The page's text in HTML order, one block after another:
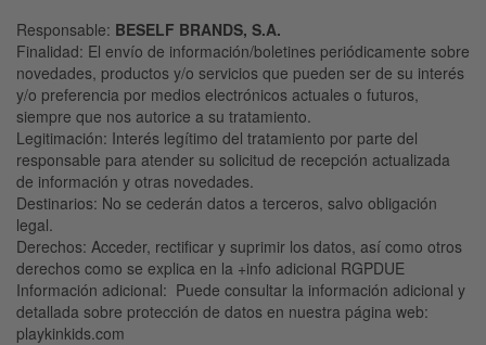
Responsable: BESELF BRANDS, S.A.
Finalidad: El envío de información/boletines periódicamente sobre
novedades, productos y/o servicios que pueden ser de su interés
y/o preferencia por medios electrónicos actuales o futuros,
siempre que nos autorice a su tratamiento.
Legitimación: Interés legítimo del tratamiento por parte del
responsable para atender su solicitud de recepción actualizada
de información y otras novedades.
Destinarios: No se cederán datos a terceros, salvo obligación
legal.
Derechos: Acceder, rectificar y suprimir los datos, así como otros
derechos como se explica en la +info adicional RGPDUE
Información adicional: Puede consultar la información adicional y
detallada sobre protección de datos en nuestra página web:
playkinkids.com